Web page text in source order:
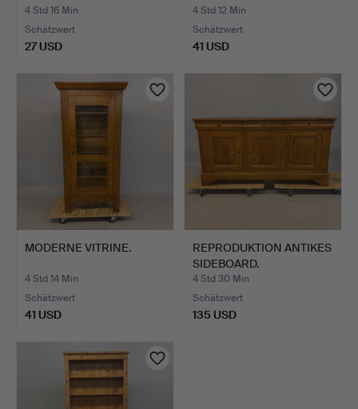
4 Std 16 Min
Schätzwert
27 USD
4 Std 12 Min
Schätzwert
41 USD
MODERNE VITRINE.
4 Std 14 Min
Schätzwert
41 USD
REPRODUKTION ANTIKES
SIDEBOARD.
4 Std 30 Min
Schätzwert
135 USD